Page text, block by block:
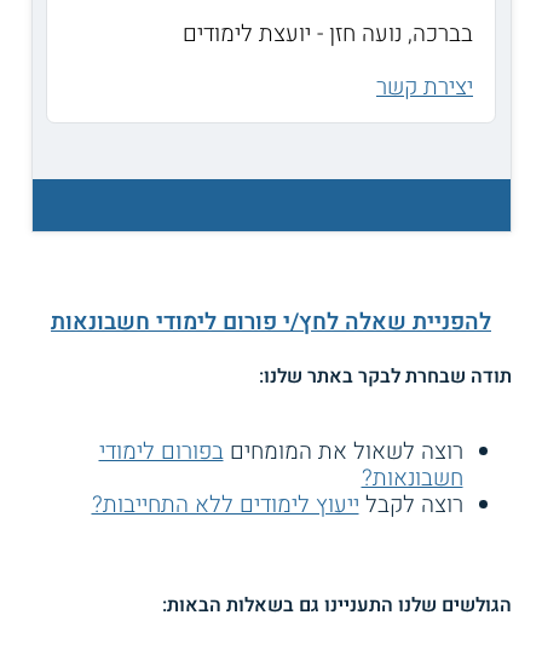
בברכה, נועה חזן - יועצת לימודים
יצירת קשר
להפניית שאלה לחץ/י פורום לימודי חשבונאות
תודה שבחרת לבקר באתר שלנו:
רוצה לשאול את המומחיםבפורום לימודי
חשבונאות?
רוצה לקבלייעוץ לימודים ללא התחייבות?
הגולשים שלנו התעניינו גם בשאלות הבאות: